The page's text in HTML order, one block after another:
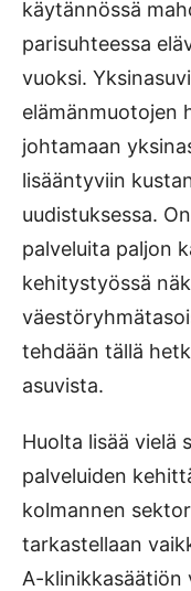
käytännössä
parisuhteessa
vuoksi.
elämänmuotojen
johtamaan
lisääntyviin
uudistuksessa.
palveluita paljon
kehitystyössä
tehdään tällä
asuvista.
Huolta lisää vielä
palveluiden
kolmannen
tarkastellaan
A-klinikkasäätiön